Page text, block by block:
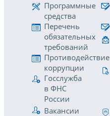
Программные
средства
Перечень
обязательных
требований
Противодействие
коррупции
Госслужба
в ФНС
России
Вакансии